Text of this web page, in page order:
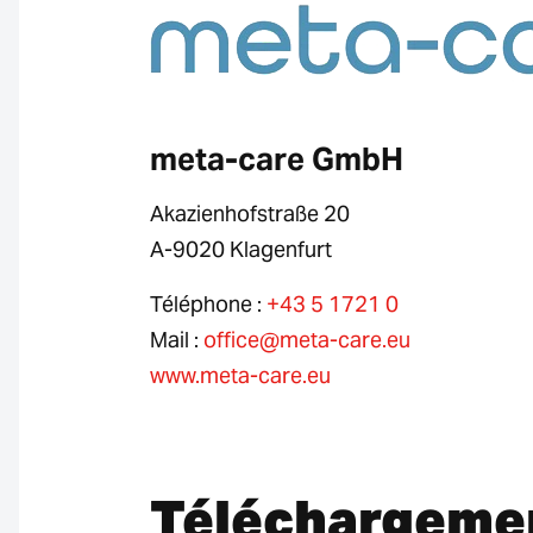
meta-care GmbH
Akazienhofstraße 20
A-9020 Klagenfurt
Téléphone : +43 5 1721 0
Mail : office@meta-care.eu
www.meta-care.eu